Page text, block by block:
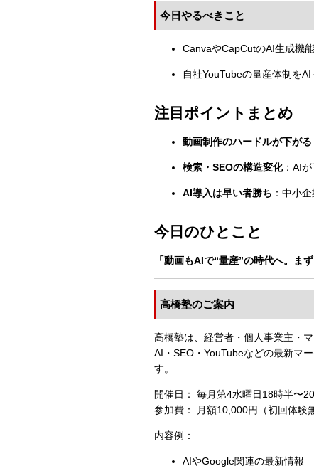
今日やるべきこと
CanvaやCapCutのAI生成機
自社YouTubeの量産体制を
注目ポイントまとめ
動画制作のハードルが下がる
検索・SEOの構造変化：AI
AI導入は早い者勝ち ：中小
今日のひとこと
「動画もAIで“量産”の時代へ。ま
高橋塾のご案内
高橋塾は、経営者・個人事業主・
AI・SEO・YouTubeなどの最新マ
す。
開催日： 毎月第4水曜日18時半〜
参加費： 月額10,000円（初回体験
内容例：
AIやGoogle関連の最新情報